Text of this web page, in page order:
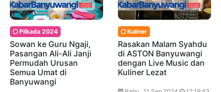
Pilkada 2024
Sowan ke Guru Ngaji,
Pasangan Ali-Ali Janji
Permudah Urusan
Semua Umat di
Banyuwangi
Kuliner
Rasakan Malam Syahdu
di ASTON Banyuwangi
dengan Live Music dan
Kuliner Lezat